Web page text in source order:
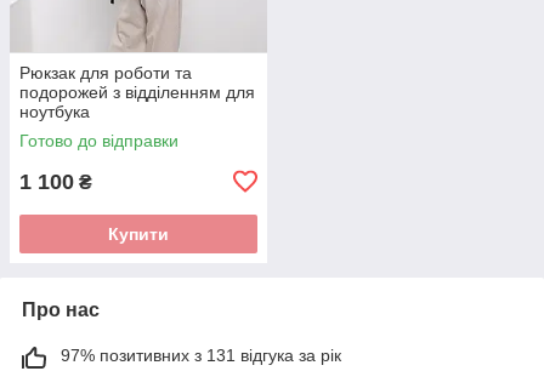
Рюкзак для роботи та
подорожей з відділенням для
ноутбука
Готово до відправки
1 100 ₴
Купити
Про нас
97% позитивних з 131 відгука за рік